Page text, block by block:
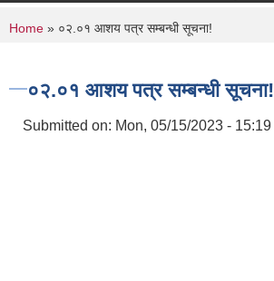
You are here
Home » ०२.०१ आशय पत्र सम्बन्धी सूचना!
०२.०१ आशय पत्र सम्बन्धी सूचना!
Submitted on: Mon, 05/15/2023 - 15:19